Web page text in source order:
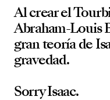
Al crear el
Abraham-Louis
gran teoría de
gravedad.
Sorry Isaac.